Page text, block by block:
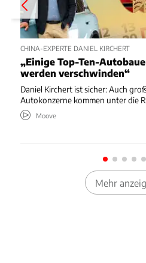
CHINA-EXPERTE DANIEL KIRCHERT
„Einige Top-Ten-
werden verschwinden“
Daniel Kirchert ist sicher: Auch
Autokonzerne kommen unter die
Moove
Mehr